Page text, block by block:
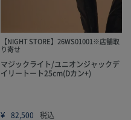
【NIGHT STORE】26WS01001※店舗取
り寄せ
マジックライト/ユニオンジャックデ
イリートート25cm(Dカン+)
¥ 82,500 税込